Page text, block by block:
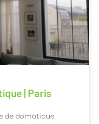
| Paris
de domotique